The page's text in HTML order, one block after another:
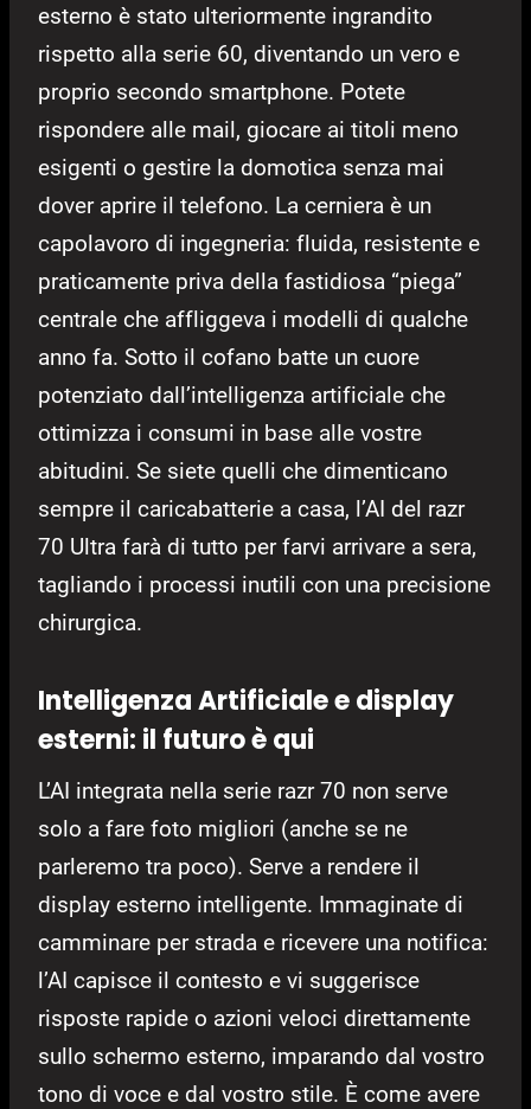
esterno è stato ulteriormente ingrandito
rispetto alla serie 60, diventando un vero e
proprio secondo smartphone. Potete
rispondere alle mail, giocare ai titoli meno
esigenti o gestire la domotica senza mai
dover aprire il telefono. La cerniera è un
capolavoro di ingegneria: fluida, resistente e
praticamente priva della fastidiosa “piega”
centrale che affliggeva i modelli di qualche
anno fa. Sotto il cofano batte un cuore
potenziato dall’intelligenza artificiale che
ottimizza i consumi in base alle vostre
abitudini. Se siete quelli che dimenticano
sempre il caricabatterie a casa, l’AI del razr
70 Ultra farà di tutto per farvi arrivare a sera,
tagliando i processi inutili con una precisione
chirurgica.
Intelligenza Artificiale e display
esterni: il futuro è qui
L’AI integrata nella serie razr 70 non serve
solo a fare foto migliori (anche se ne
parleremo tra poco). Serve a rendere il
display esterno intelligente. Immaginate di
camminare per strada e ricevere una notifica:
l’AI capisce il contesto e vi suggerisce
risposte rapide o azioni veloci direttamente
sullo schermo esterno, imparando dal vostro
tono di voce e dal vostro stile. È come avere